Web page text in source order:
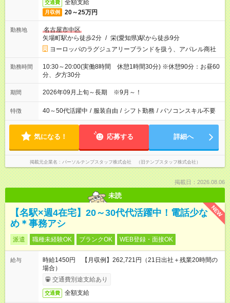
交通費 全額支給
月収例 20～25万円
勤務地
名古屋市中区
矢場町駅から徒歩2分 / 栄(愛知県)駅から徒歩9分
ヨーロッパのラグジュアリーブランドを扱う、アパレル商社
勤務時間
10:30～20:00(実働8時間 休憩1時間30分) ※休憩90分：お昼60
分、夕方30分
期間 2026年09月上旬～長期 ※9月～！
特徴 40～50代活躍中 / 服装自由 / シフト勤務 / パソコンスキル不要
気になる！ 応募する 詳細へ
掲載元企業名 パーソルテンプスタッフ株式会社 （旧テンプスタッフ株式会社）
掲載日：2026.08.06
未読
NEW
【名駅×週4在宅】20～30代代活躍中！電話少な
め＊事務アシ
派遣 職種未経験OK ブランクOK WEB登録・面接OK
給与
時給1450円 【月収例】262,721円（21日出社＋残業20時間の
場合）
交通費別途支給あり
交通費 全額支給